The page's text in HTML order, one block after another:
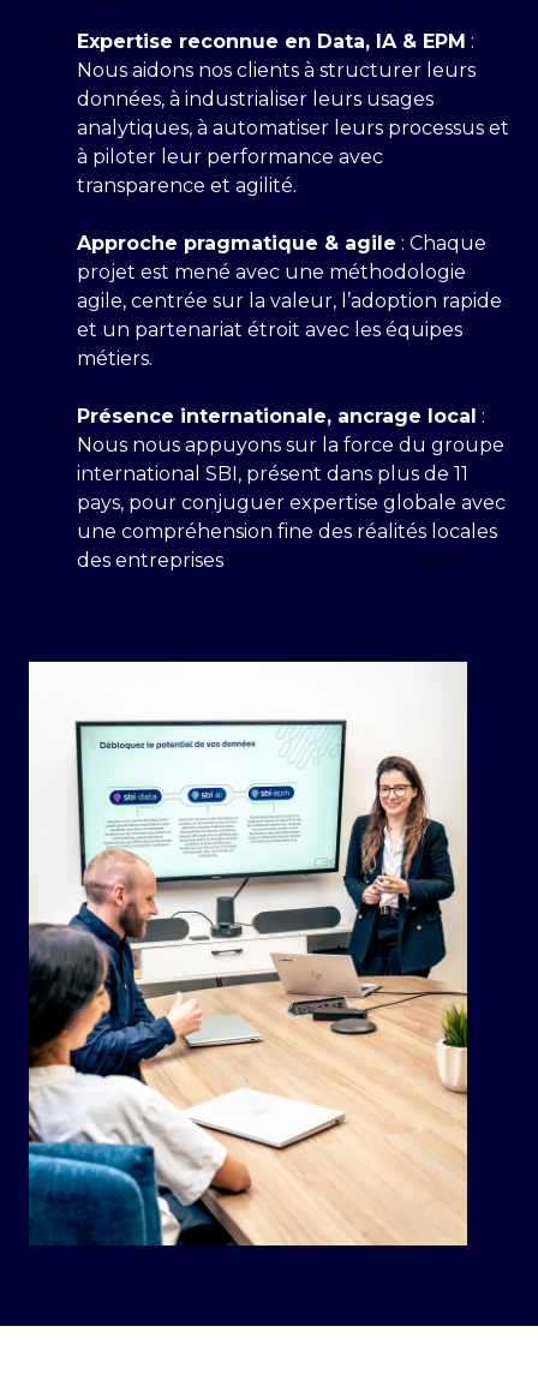
Expertise reconnue en Data, IA & EPM :
Nous aidons nos clients à structurer leurs
données, à industrialiser leurs usages
analytiques, à automatiser leurs processus et
à piloter leur performance avec
transparence et agilité.
Approche pragmatique & agile : Chaque
projet est mené avec une méthodologie
agile, centrée sur la valeur, l’adoption rapide
et un partenariat étroit avec les équipes
métiers.
Présence internationale, ancrage local :
Nous nous appuyons sur la force du groupe
international SBI, présent dans plus de 11
pays, pour conjuguer expertise globale avec
une compréhension fine des réalités locales
des entreprises